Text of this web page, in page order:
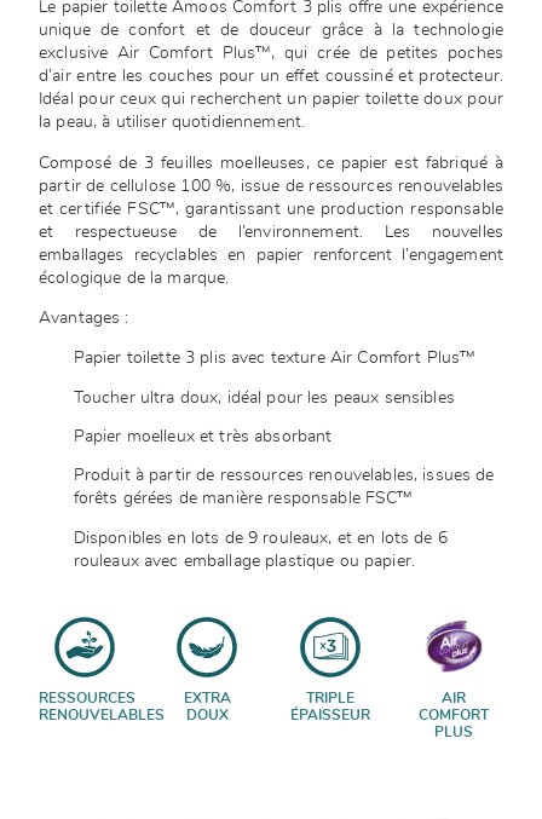
Le papier toilette Amoos Comfort 3 plis offre une expérience
unique de confort et de douceur grâce à la technologie
exclusive Air Comfort Plus™, qui crée de petites poches
d’air entre les couches pour un effet coussiné et protecteur.
Idéal pour ceux qui recherchent un papier toilette doux pour
la peau, à utiliser quotidiennement.
Composé de 3 feuilles moelleuses, ce papier est fabriqué à
partir de cellulose 100 %, issue de ressources renouvelables
et certifiée FSC™, garantissant une production responsable
et respectueuse de l’environnement. Les nouvelles
emballages recyclables en papier renforcent l’engagement
écologique de la marque.
Avantages :
Papier toilette 3 plis avec texture Air Comfort Plus™
Toucher ultra doux, idéal pour les peaux sensibles
Papier moelleux et très absorbant
Produit à partir de ressources renouvelables, issues de
forêts gérées de manière responsable FSC™
Disponibles en lots de 9 rouleaux, et en lots de 6
rouleaux avec emballage plastique ou papier.
RESSOURCES
RENOUVELABLES
EXTRA
DOUX
TRIPLE
ÉPAISSEUR
AIR
COMFORT
PLUS